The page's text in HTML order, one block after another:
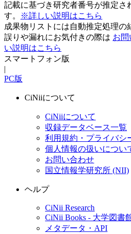
記載に基づき研究者番号が推定さ
す。
※詳しい説明はこちら
成果物リストには自動推定処理の
誤りや漏れにお気付きの際は お問
い説明はこちら
スマートフォン版
|
PC版
CiNiiについて
CiNiiについて
収録データベース一覧
利用規約・プライバシ
個人情報の扱いについ
お問い合わせ
国立情報学研究所 (NII)
ヘルプ
CiNii Research
CiNii Books - 大学図書
メタデータ・API